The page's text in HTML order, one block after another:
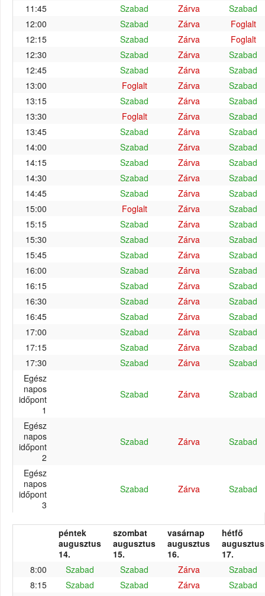
11:45
Szabad Zárva
Szabad
12:00
Szabad Zárva
Foglalt
12:15
Szabad Zárva
Foglalt
12:30
Szabad Zárva
Szabad
12:45
Szabad Zárva
Szabad
13:00
Foglalt Zárva
Szabad
13:15
Szabad Zárva
Szabad
13:30
Foglalt Zárva
Szabad
13:45
Szabad Zárva
Szabad
14:00
Szabad Zárva
Szabad
14:15
Szabad Zárva
Szabad
14:30
Szabad Zárva
Szabad
14:45
Szabad Zárva
Szabad
15:00
Foglalt Zárva
Szabad
15:15
Szabad Zárva
Szabad
15:30
Szabad Zárva
Szabad
15:45
Szabad Zárva
Szabad
16:00
Szabad Zárva
Szabad
16:15
Szabad Zárva
Szabad
16:30
Szabad Zárva
Szabad
16:45
Szabad Zárva
Szabad
17:00
Szabad Zárva
Szabad
17:15
Szabad Zárva
Szabad
17:30
Szabad Zárva
Szabad
Egész
napos
időpont
1
Szabad Zárva Szabad
Egész
napos
időpont
2
Szabad Zárva Szabad
Egész
napos
időpont
3
Szabad Zárva Szabad
péntek
augusztus
14.
szombat
augusztus
15.
vasárnap
augusztus
16.
hétfő
augusztus
17.
8:00
Szabad Szabad Zárva
Szabad
8:15
Szabad Szabad Zárva
Szabad